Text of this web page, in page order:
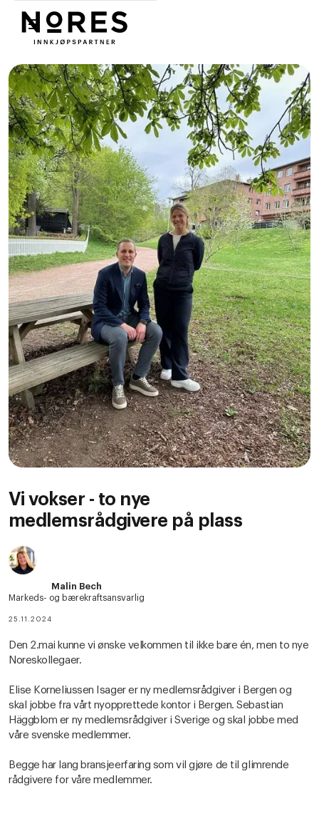
Nores
Vi vokser - to nye
medlemsrådgivere på plass
Malin Bech
Markeds- og bærekraftsansvarlig
25.11.2024
Den 2.mai kunne vi ønske velkommen til ikke bare én, men to nye
Noreskollegaer.
Elise Korneliussen Isager er ny medlemsrådgiver i Bergen og
skal jobbe fra vårt nyopprettede kontor i Bergen. Sebastian
Häggblom er ny medlemsrådgiver i Sverige og skal jobbe med
våre svenske medlemmer.
Begge har lang bransjeerfaring som vil gjøre de til glimrende
rådgivere for våre medlemmer.